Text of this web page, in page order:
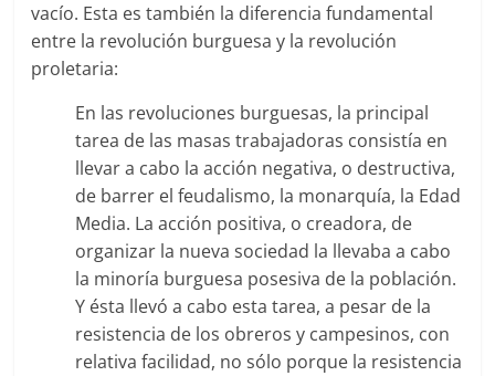
vacío. Esta es también la diferencia fundamental
entre la revolución burguesa y la revolución
proletaria:
En las revoluciones burguesas, la principal
tarea de las masas trabajadoras consistía en
llevar a cabo la acción negativa, o destructiva,
de barrer el feudalismo, la monarquía, la Edad
Media. La acción positiva, o creadora, de
organizar la nueva sociedad la llevaba a cabo
la minoría burguesa posesiva de la población.
Y ésta llevó a cabo esta tarea, a pesar de la
resistencia de los obreros y campesinos, con
relativa facilidad, no sólo porque la resistencia